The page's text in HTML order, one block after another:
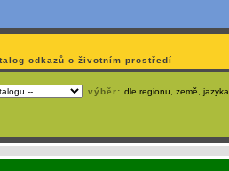
odkazů o životním prostředí
výběr: dle regionu, země, jazyka